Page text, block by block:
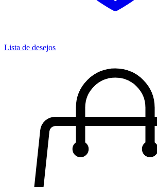
Lista de desejos